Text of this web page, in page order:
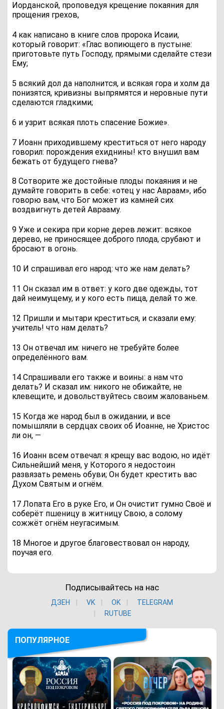
Иорданской, проповедуя крещение покаяния для
прощения грехов,
4 как написано в книге слов пророка Исаии,
который говорит: «Глас вопиющего в пустыне:
приготовьте путь Господу, прямыми сделайте стези
Ему;
5 всякий дол да наполнится, и всякая гора и холм да
понизятся, кривизны выпрямятся и неровные пути
сделаются гладкими;
6 и узрит всякая плоть спасение Божие».
7 Иоанн приходившему креститься от него народу
говорил: порождения ехиднины! кто внушил вам
бежать от будущего гнева?
8 Сотворите же достойные плоды покаяния и не
думайте говорить в себе: «отец у нас Авраам», ибо
говорю вам, что Бог может из камней сих
воздвигнуть детей Аврааму.
9 Уже и секира при корне дерев лежит: всякое
дерево, не приносящее доброго плода, срубают и
бросают в огонь.
10 И спрашивал его народ: что же нам делать?
11 Он сказал им в ответ: у кого две одежды, тот
дай неимущему, и у кого есть пища, делай то же.
12 Пришли и мытари креститься, и сказали ему:
учитель! что нам делать?
13 Он отвечал им: ничего не требуйте более
определённого вам.
14 Спрашивали его также и воины: а нам что
делать? И сказал им: никого не обижайте, не
клевещите, и довольствуйтесь своим жалованьем.
15 Когда же народ был в ожидании, и все
помышляли в сердцах своих об Иоанне, не Христос
ли он, —
16 Иоанн всем отвечал: я крещу вас водою, но идёт
Сильнейший меня, у Которого я недостоин
развязать ремень обуви; Он будет крестить вас
Духом Святым и огнём.
17 Лопата Его в руке Его, и Он очистит гумно Своё и
соберёт пшеницу в житницу Свою, а солому
сожжёт огнём неугасимым.
18 Многое и другое благовествовал он народу,
поучая его.
Подписывайтесь на нас
ДЗЕН VK ОK
TELEGRAM
RUTUBE
ПОПУЛЯРНОЕ